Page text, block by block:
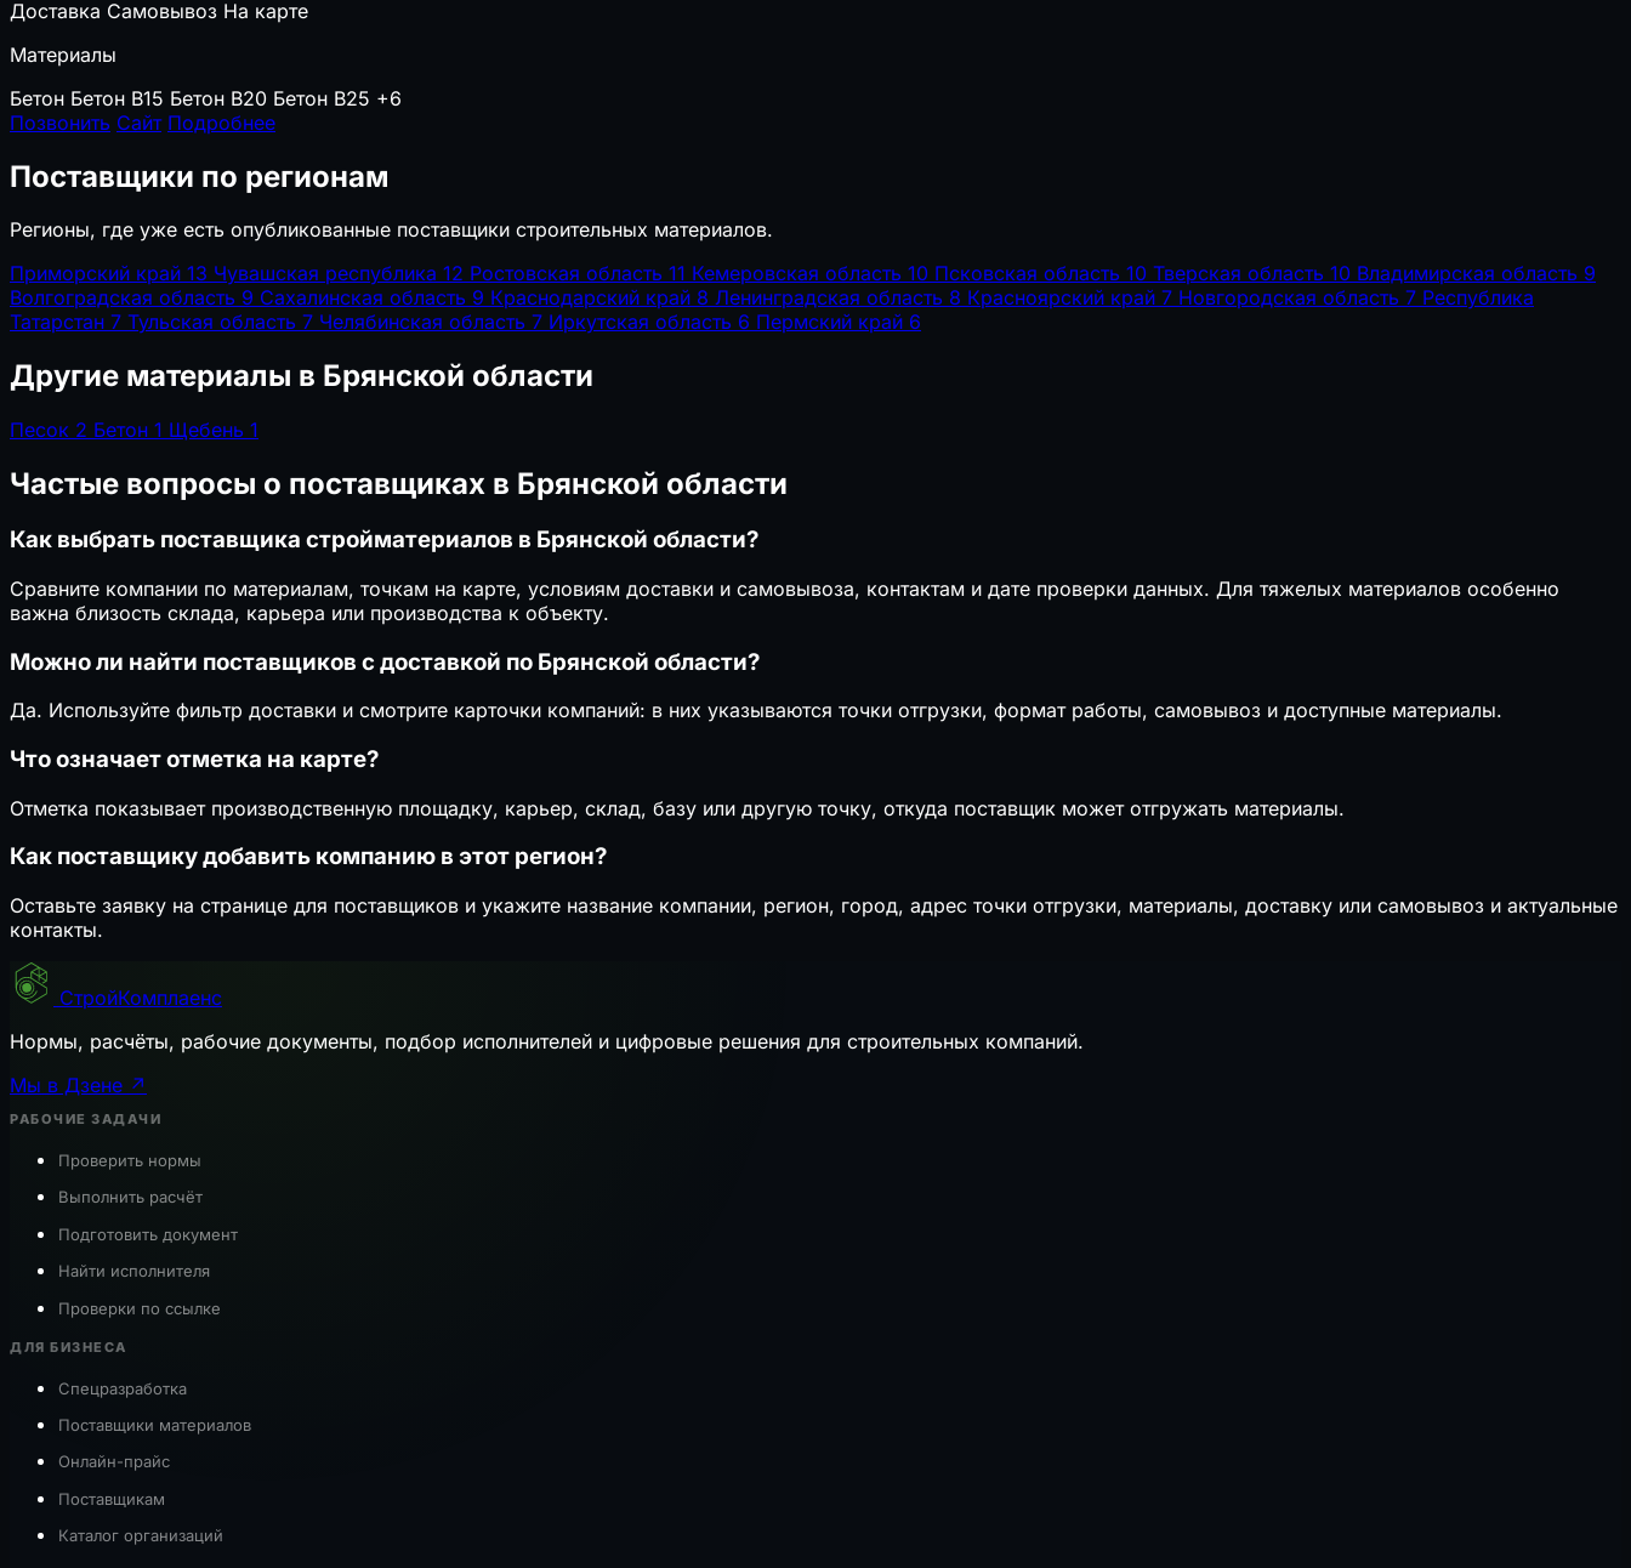
Доставка Самовывоз На карте
Материалы
Бетон Бетон B15 Бетон B20 Бетон B25 +6
Позвонить Сайт Подробнее
Поставщики по регионам
Регионы, где уже есть опубликованные поставщики строительных материалов.
Приморский край 13 Чувашская республика 12 Ростовская область 11 Кемеровская область 10 Псковская область 10 Тверская область 10 Владимирская область 9
Волгоградская область 9 Сахалинская область 9 Краснодарский край 8 Ленинградская область 8 Красноярский край 7 Новгородская область 7 Республика
Татарстан 7 Тульская область 7 Челябинская область 7 Иркутская область 6 Пермский край 6
Другие материалы в Брянской области
Песок 2 Бетон 1 Щебень 1
Частые вопросы о поставщиках в Брянской области
Как выбрать поставщика стройматериалов в Брянской области?
Сравните компании по материалам, точкам на карте, условиям доставки и самовывоза, контактам и дате проверки данных. Для тяжелых материалов особенно
важна близость склада, карьера или производства к объекту.
Можно ли найти поставщиков с доставкой по Брянской области?
Да. Используйте фильтр доставки и смотрите карточки компаний: в них указываются точки отгрузки, формат работы, самовывоз и доступные материалы.
Что означает отметка на карте?
Отметка показывает производственную площадку, карьер, склад, базу или другую точку, откуда поставщик может отгружать материалы.
Как поставщику добавить компанию в этот регион?
Оставьте заявку на странице для поставщиков и укажите название компании, регион, город, адрес точки отгрузки, материалы, доставку или самовывоз и актуальные
контакты.
СтройКомплаенс
Нормы, расчёты, рабочие документы, подбор исполнителей и цифровые решения для строительных компаний.
Мы в Дзене ↗
РАБОЧИЕ ЗАДАЧИ
Проверить нормы
Выполнить расчёт
Подготовить документ
Найти исполнителя
Проверки по ссылке
ДЛЯ БИЗНЕСА
Спецразработка
Поставщики материалов
Онлайн-прайс
Поставщикам
Каталог организаций